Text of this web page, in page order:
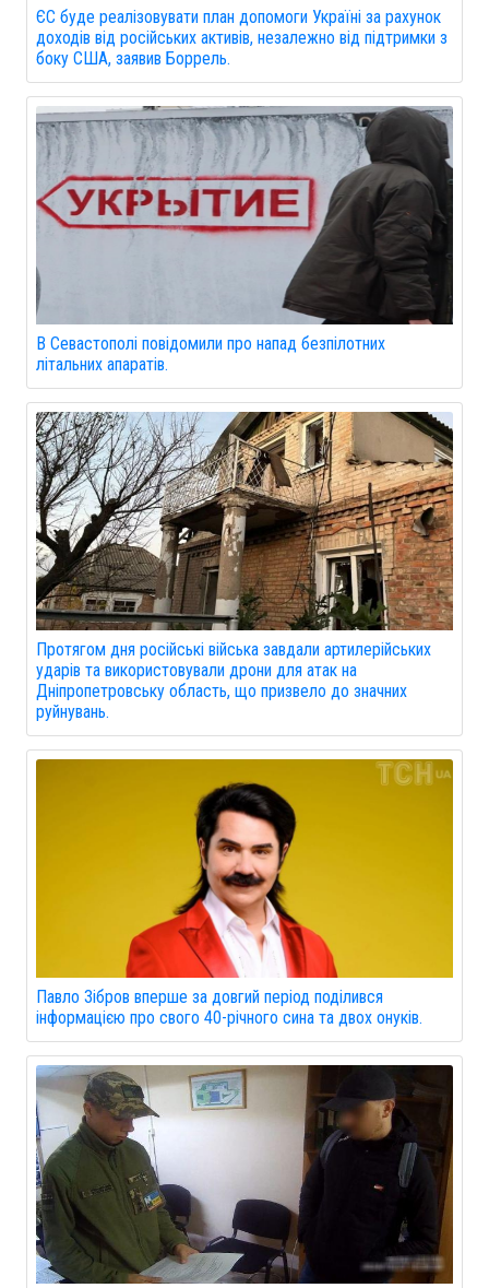
ЄС буде реалізовувати план допомоги Україні за рахунок
доходів від російських активів, незалежно від підтримки з
боку США, заявив Боррель.
В Севастополі повідомили про напад безпілотних
літальних апаратів.
Протягом дня російські війська завдали артилерійських
ударів та використовували дрони для атак на
Дніпропетровську область, що призвело до значних
руйнувань.
Павло Зібров вперше за довгий період поділився
інформацією про свого 40-річного сина та двох онуків.